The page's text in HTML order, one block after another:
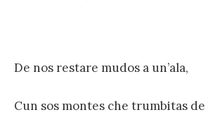
De nos restare mudos a un’ala,
Cun sos montes che trumbitas de